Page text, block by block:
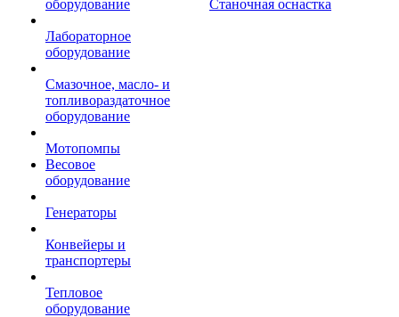
оборудование
Лабораторное
оборудование
Смазочное, масло- и
топливораздаточное
оборудование
Мотопомпы
Весовое
оборудование
Генераторы
Конвейеры и
транспортеры
Тепловое
оборудование
Станочная оснастка